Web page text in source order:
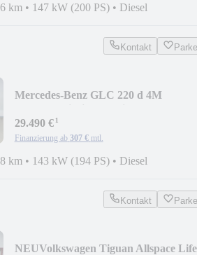
km • 147 kW (200 PS) • Diesel
Kontakt
Mercedes-Benz GLC 220 d 4M
29.490 €¹
Finanzierung ab 307 € mtl.
km • 143 kW (194 PS) • Diesel
Kontakt
NEUVolkswagen Tiguan Allspace Life